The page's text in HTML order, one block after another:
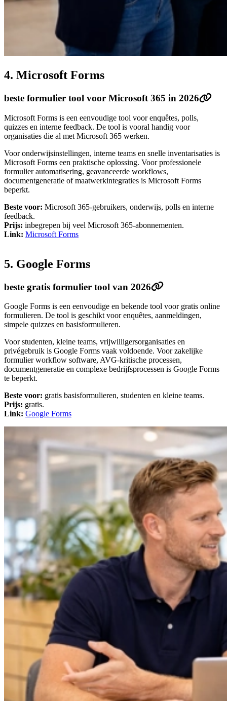
4. Microsoft Forms
beste formulier tool voor Microsoft 365 in 2026
Microsoft Forms is een eenvoudige tool voor enquêtes, polls,
quizzes en interne feedback. De tool is vooral handig voor
organisaties die al met Microsoft 365 werken.
Voor onderwijsinstellingen, interne teams en snelle inventarisaties is
Microsoft Forms een praktische oplossing. Voor professionele
formulier automatisering, geavanceerde workflows,
documentgeneratie of maatwerkintegraties is Microsoft Forms
beperkt.
Beste voor: Microsoft 365-gebruikers, onderwijs, polls en interne
feedback.
Prijs: inbegrepen bij veel Microsoft 365-abonnementen.
Link: Microsoft Forms
5. Google Forms
beste gratis formulier tool van 2026
Google Forms is een eenvoudige en bekende tool voor gratis online
formulieren. De tool is geschikt voor enquêtes, aanmeldingen,
simpele quizzes en basisformulieren.
Voor studenten, kleine teams, vrijwilligersorganisaties en
privégebruik is Google Forms vaak voldoende. Voor zakelijke
formulier workflow software, AVG-kritische processen,
documentgeneratie en complexe bedrijfsprocessen is Google Forms
te beperkt.
Beste voor: gratis basisformulieren, studenten en kleine teams.
Prijs: gratis.
Link: Google Forms